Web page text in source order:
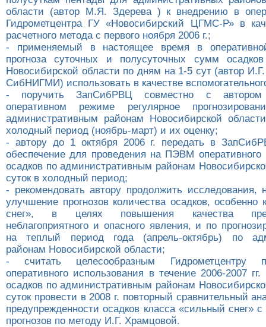
области (автор М.Я. Здерева ) к внедрению в
Гидрометцентра ГУ «Новосибирский ЦГМС-Р» в
расчетного метода с первого ноября 2006 г.;
- применяемый в настоящее время в
прогноза суточных и полусуточных сумм
Новосибирской области по дням на 1-5 сут (автор
СибНИГМИ) использовать в качестве
- поручить ЗапСибРВЦ совместно с автором
оперативном режиме регулярное
административным районам Новосибирской
холодный период (ноябрь-март) и их оценку;
- автору до 1 октября 2006 г. передать в
обеспечение для проведения на ПЭВМ оперативного
осадков по административным районам
суток в холодный период;
- рекомендовать автору продолжить исследования,
улучшение прогнозов количества осадков, особенно
снег», в целях повышения качества
неблагоприятного и опасного явления, и по
на теплый период года (апрель-октябрь) по
районам Новосибирской области;
- считать целесообразным Гидрометцентру
оперативного использования в течение 2006-2007 гг.
осадков по административным районам
суток провести в 2008 г. повторный сравнительный
предупрежденности осадков класса «сильный снег» с
прогнозов по методу И.Г. Храмцовой.